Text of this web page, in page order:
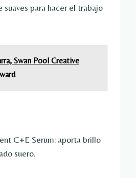
para hacer el trabajo
Swan Pool Creative
C+E Serum: aporta brillo
suero.